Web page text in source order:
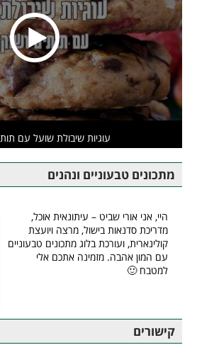
עוגיות שיבולת שועל עם
מתכונים טבעוניים ונהנים
היי, אני אורי שביט – עיתונאית אוכל,
מדריכת סדנאות בישול, מרצה ויועצת
קולינארית, ועורכת בלוג מתכונים טבעוניים
עם המון אהבה. מזמינה אתכם אלי
למטבח 🙂
קישורים